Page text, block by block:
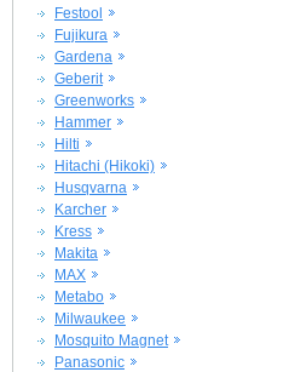
Festool
Fujikura
Gardena
Geberit
Greenworks
Hammer
Hilti
Hitachi (Hikoki)
Husqvarna
Karcher
Kress
Makita
MAX
Metabo
Milwaukee
Mosquito Magnet
Panasonic